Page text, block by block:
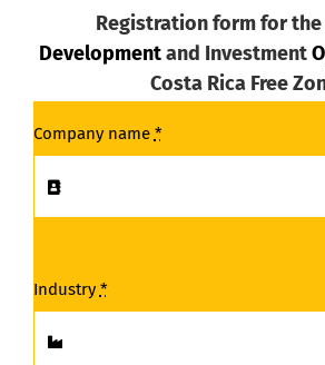
Registration form for
Developmentand Investment
Costa Rica Free
Company name *
Industry *